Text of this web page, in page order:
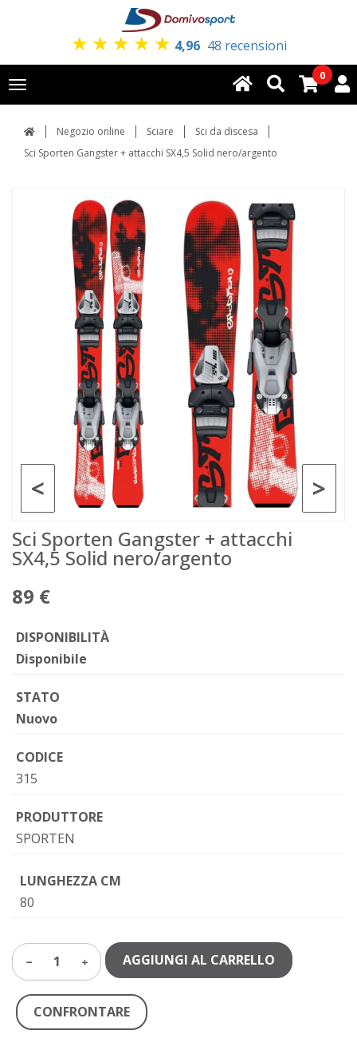
★ ★ ★ ★ ★ 4,96 48 recensioni
Toggle
navigation
0
Negozio online Sciare
Sci da discesa
Sci Sporten Gangster + attacchi SX4,5 Solid nero/argento
>
<
Sci Sporten Gangster + attacchi
SX4,5 Solid nero/argento
89 €
DISPONIBILITÀ
Disponibile
STATO
Nuovo
CODICE
315
PRODUTTORE
SPORTEN
LUNGHEZZA CM
80
1 AGGIUNGI AL CARRELLO
CONFRONTARE